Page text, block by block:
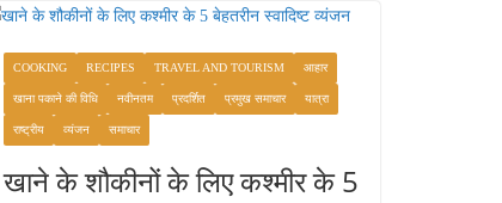
COOKING RECIPES TRAVEL AND TOURISM आहार
खाना पकाने की विधि नवीनतम प्रदर्शित प्रमुख समाचार यात्रा
राष्ट्रीय व्यंजन समाचार
खाने के शौकीनों के लिए कश्मीर के 5